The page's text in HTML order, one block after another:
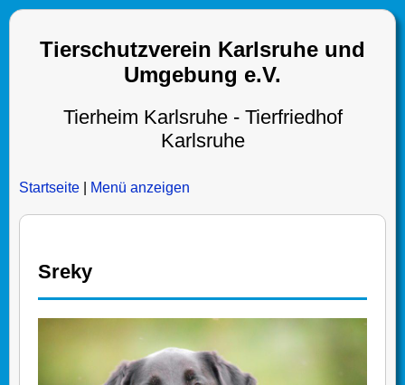
Tierschutzverein Karlsruhe und
Umgebung e.V.
Tierheim Karlsruhe - Tierfriedhof
Karlsruhe
Startseite Menü anzeigen
Sreky